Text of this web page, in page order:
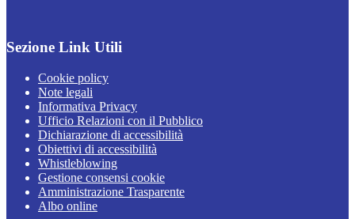
Sezione Link Utili
Cookie policy
Note legali
Informativa Privacy
Ufficio Relazioni con il Pubblico
Dichiarazione di accessibilità
Obiettivi di accessibilità
Whistleblowing
Gestione consensi cookie
Amministrazione Trasparente
Albo online